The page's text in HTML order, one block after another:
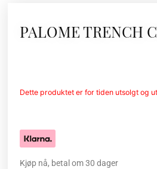
PALOME TRENCH
Dette produktet er for tiden utsolgt og
Kjøp nå, betal om 30 dager